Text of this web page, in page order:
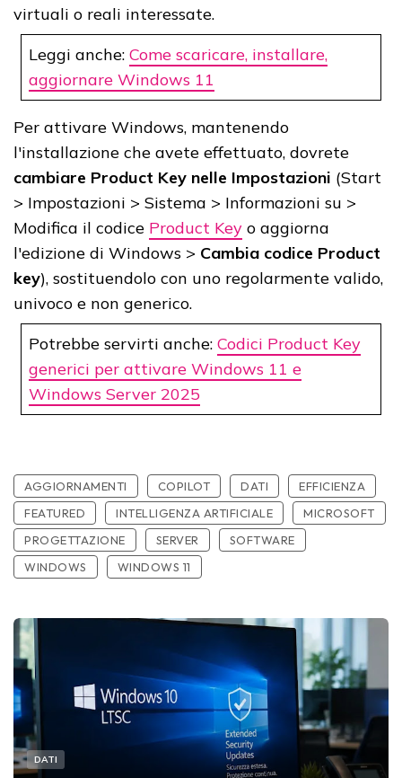
virtuali o reali interessate.
Leggi anche: Come scaricare, installare,
aggiornare Windows 11
Per attivare Windows, mantenendo
l'installazione che avete effettuato, dovrete
cambiare Product Key nelle Impostazioni (Start
> Impostazioni > Sistema > Informazioni su >
Modifica il codice Product Key o aggiorna
l'edizione di Windows > Cambia codice Product
key), sostituendolo con uno regolarmente valido,
univoco e non generico.
Potrebbe servirti anche: Codici Product Key
generici per attivare Windows 11 e
Windows Server 2025
AGGIORNAMENTI COPILOT DATI
EFFICIENZA
FEATURED
INTELLIGENZA ARTIFICIALE
MICROSOFT
PROGETTAZIONE
SERVER
SOFTWARE
WINDOWS
WINDOWS 11
DATI